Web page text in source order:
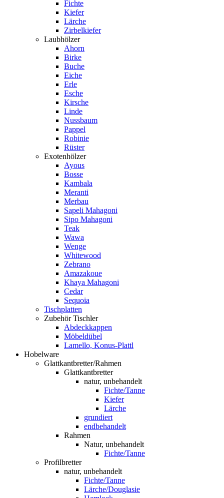
Fichte
Kiefer
Lärche
Zirbelkiefer
Laubhölzer
Ahorn
Birke
Buche
Eiche
Erle
Esche
Kirsche
Linde
Nussbaum
Pappel
Robinie
Rüster
Exotenhölzer
Ayous
Bosse
Kambala
Meranti
Merbau
Sapeli Mahagoni
Sipo Mahagoni
Teak
Wawa
Wenge
Whitewood
Zebrano
Amazakoue
Khaya Mahagoni
Cedar
Sequoia
Tischplatten
Zubehör Tischler
Abdeckkappen
Möbeldübel
Lamello, Konus-Plattl
Hobelware
Glattkantbretter/Rahmen
Glattkantbretter
natur, unbehandelt
Fichte/Tanne
Kiefer
Lärche
grundiert
endbehandelt
Rahmen
Natur, unbehandelt
Fichte/Tanne
Profilbretter
natur, unbehandelt
Fichte/Tanne
Lärche/Douglasie